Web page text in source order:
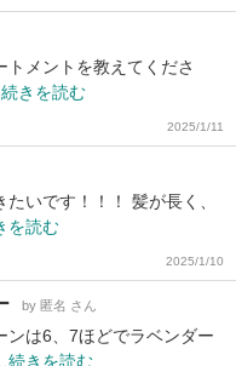
メントを教えてくださ
続きを読む
2025/1/11
いです！！！ 髪が長く、
を読む
2025/1/10
by 匿名 さん
ンは6、7ほどでラベンダー
続きを読む